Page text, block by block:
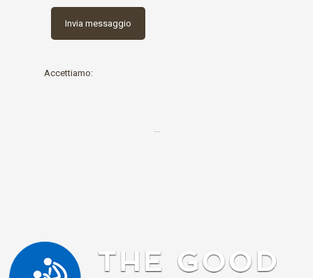
Accettiamo:
...